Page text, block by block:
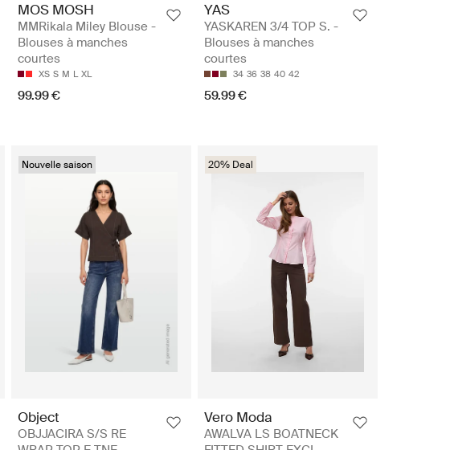
MOS MOSH
MMRikala Miley Blouse -
Blouses à manches
courtes
XS S M L XL
99.99 €
YAS
YASKAREN 3/4 TOP S. -
Blouses à manches
courtes
34 36 38 40 42
59.99 €
Nouvelle saison
Object
OBJJACIRA S/S RE
20% Deal
Vero Moda
AWALVA LS BOATNECK